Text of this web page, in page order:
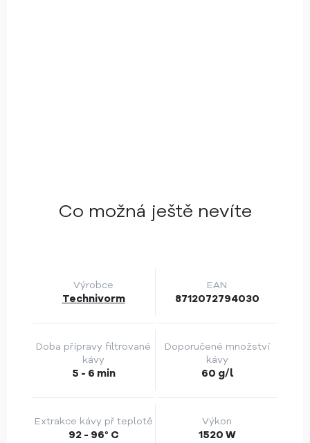
Co možná ještě nevíte
Výrobce
Technivorm
EAN
8712072794030
Doba přípravy filtrované
kávy
5 - 6 min
Doporučené množství
kávy
60 g/l
Extrakce kávy př teplotě
92 - 96° C
Výkon
1520 W